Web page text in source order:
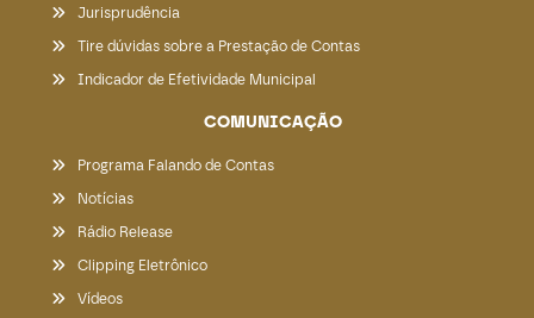
Jurisprudência
Tire dúvidas sobre a Prestação de Contas
Indicador de Efetividade Municipal
COMUNICAÇÃO
Programa Falando de Contas
Notícias
Rádio Release
Clipping Eletrônico
Vídeos